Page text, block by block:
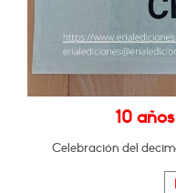
10
Celebración del